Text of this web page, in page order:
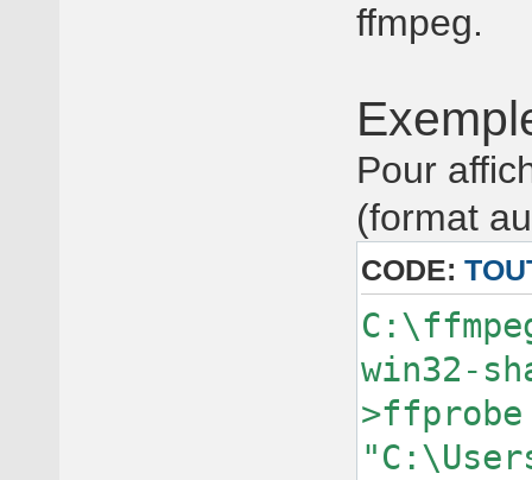
ffmpeg.
Pour
(format
CODE:
win32-
>ffprobe